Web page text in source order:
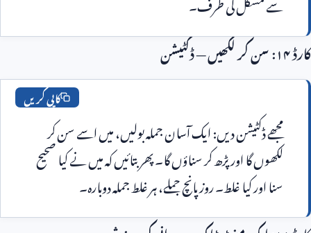
مجھے ڈکٹیشن دیں: ایک آسان جملہ بولیں، میں اسے سن کر
لکھوں گا اور پڑھ کر سناؤں گا۔ پھر بتائیں کہ میں نے کیا صحیح
اور کیا غلط۔ روز پانچ جملے، ہر غلط جملہ دوبارہ۔
کاپی کریں